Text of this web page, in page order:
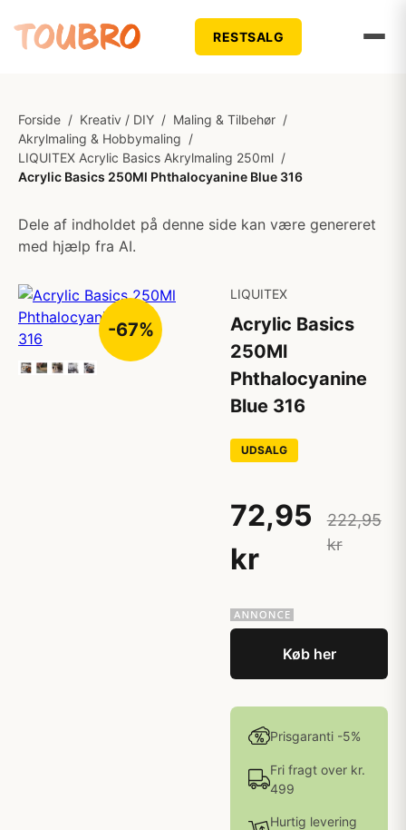
RESTSALG
Forside / Kreativ / DIY / Maling & Tilbehør /
Akrylmaling & Hobbymaling /
LIQUITEX Acrylic Basics Akrylmaling 250ml /
Acrylic Basics 250Ml Phthalocyanine Blue 316
Dele af indholdet på denne side kan være genereret
med hjælp fra AI.
-67%
LIQUITEX
Acrylic Basics
250Ml
Phthalocyanine
Blue 316
UDSALG
72,95
kr
222,95
kr
Køb her
Prisgaranti -5%
Fri fragt over kr.
499
Hurtig levering